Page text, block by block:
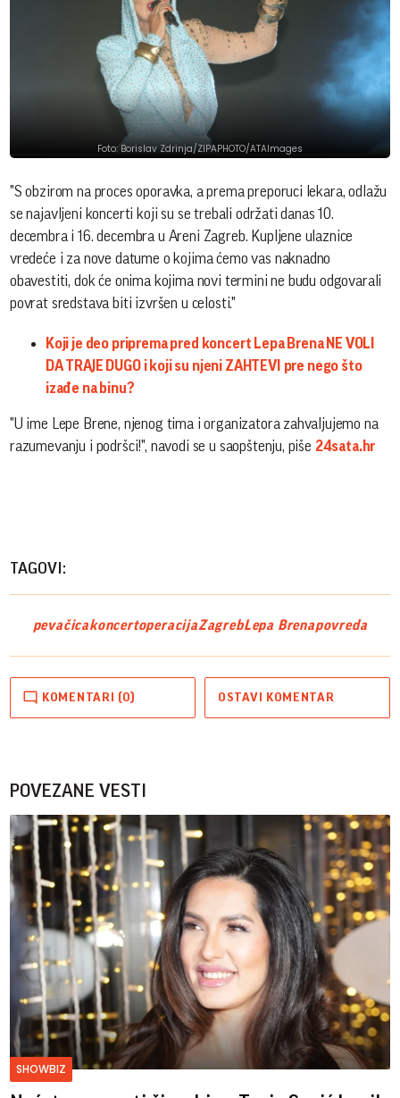
Foto: Borislav Zdrinja/ZIPAPHOTO/ATAImages
"S obzirom na proces oporavka, a prema preporuci lekara, odlažu
se najavljeni koncerti koji su se trebali održati danas 10.
decembra i 16. decembra u Areni Zagreb. Kupljene ulaznice
vredeće i za nove datume o kojima ćemo vas naknadno
obavestiti, dok će onima kojima novi termini ne budu odgovarali
povrat sredstava biti izvršen u celosti."
Koji je deo priprema pred koncert Lepa Brena NE VOLI
DA TRAJE DUGO i koji su njeni ZAHTEVI pre nego što
izađe na binu?
"U ime Lepe Brene, njenog tima i organizatora zahvaljujemo na
razumevanju i podršci!", navodi se u saopštenju, piše 24sata.hr
TAGOVI:
pevačicakoncertoperacijaZagrebLepa Brenapovreda
KOMENTARI (0) OSTAVI KOMENTAR
POVEZANE VESTI
SHOWBIZ